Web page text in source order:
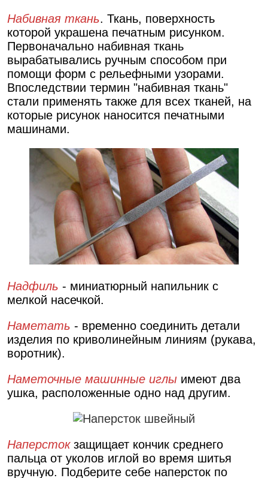
Набивная ткань. Ткань, поверхность
которой украшена печатным рисунком.
Первоначально набивная ткань
вырабатывались ручным способом при
помощи форм с рельефными узорами.
Впоследствии термин "набивная ткань"
стали применять также для всех тканей, на
которые рисунок наносится печатными
машинами.
Надфиль - миниатюрный напильник с
мелкой насечкой.
Наметать - временно соединить детали
изделия по криволинейным линиям (рукава,
воротник).
Наметочные машинные иглы имеют два
ушка, расположенные одно над другим.
Наперстокзащищает кончик среднего
пальца от уколов иглой во время шитья
вручную. Подберите себе наперсток по